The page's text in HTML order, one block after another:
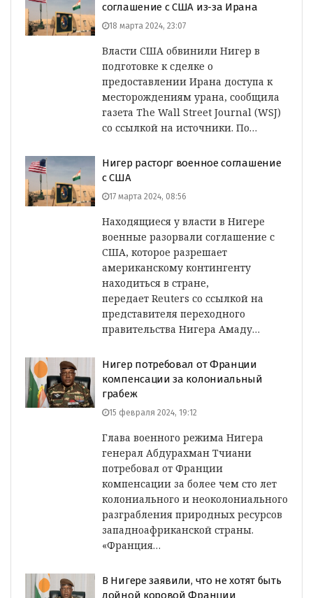
соглашение с США из-за Ирана
18 марта 2024, 23:07
Власти США обвинили Нигер в
подготовке к сделке о
предоставлении Ирана доступа к
месторождениям урана, сообщила
газета The Wall Street Journal (WSJ)
со ссылкой на источники. По…
Нигер расторг военное соглашение
с США
17 марта 2024, 08:56
Находящиеся у власти в Нигере
военные разорвали соглашение с
США, которое разрешает
американскому контингенту
находиться в стране,
передает Reuters со ссылкой на
представителя переходного
правительства Нигера Амаду…
Нигер потребовал от Франции
компенсации за колониальный
грабеж
15 февраля 2024, 19:12
Глава военного режима Нигера
генерал Абдурахман Тчиани
потребовал от Франции
компенсации за более чем сто лет
колониального и неоколониального
разграбления природных ресурсов
западноафриканской страны.
«Франция…
В Нигере заявили, что не хотят быть
дойной коровой Франции